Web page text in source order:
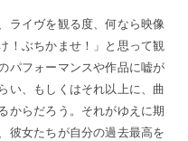
ライヴを観る度、何なら映像
！ぶちかませ！」と思って観
パフォーマンスや作品に嘘が
い、もしくはそれ以上に、曲
からだろう。それがゆえに期
彼女たちが自分の過去最高を